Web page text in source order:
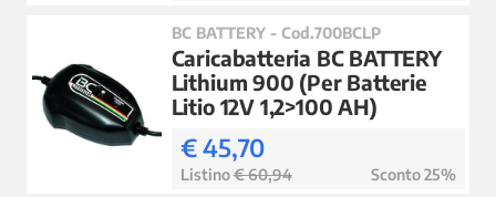
BC BATTERY - Cod.700BCLP
Caricabatteria BC BATTERY
Lithium 900 (Per Batterie
Litio 12V 1,2>100 AH)
€ 45,70
Listino€ 60,94 Sconto 25%